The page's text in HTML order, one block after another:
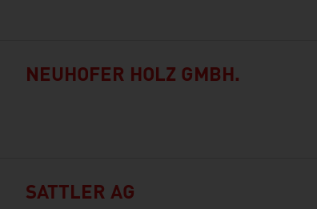
NEUHOFER HOLZ GMBH.
SATTLER AG